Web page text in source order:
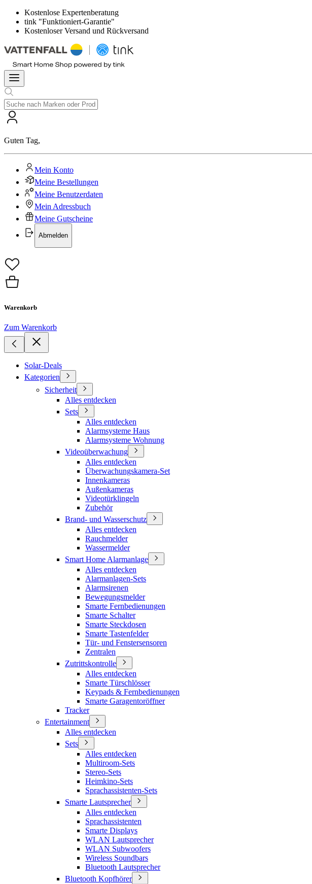
Kostenlose Expertenberatung
tink "Funktioniert-Garantie"
Kostenloser Versand und Rückversand
Guten Tag,
Mein Konto
Meine Bestellungen
Meine Benutzerdaten
Mein Adressbuch
Meine Gutscheine
Abmelden
Warenkorb
Zum Warenkorb
Solar-Deals
Kategorien
Sicherheit
Alles entdecken
Sets
Alles entdecken
Alarmsysteme Haus
Alarmsysteme Wohnung
Videoüberwachung
Alles entdecken
Überwachungskamera-Set
Innenkameras
Außenkameras
Videotürklingeln
Zubehör
Brand- und Wasserschutz
Alles entdecken
Rauchmelder
Wassermelder
Smart Home Alarmanlage
Alles entdecken
Alarmanlagen-Sets
Alarmsirenen
Bewegungsmelder
Smarte Fernbedienungen
Smarte Schalter
Smarte Steckdosen
Smarte Tastenfelder
Tür- und Fenstersensoren
Zentralen
Zutrittskontrolle
Alles entdecken
Smarte Türschlösser
Keypads & Fernbedienungen
Smarte Garagentoröffner
Tracker
Entertainment
Alles entdecken
Sets
Alles entdecken
Multiroom-Sets
Stereo-Sets
Heimkino-Sets
Sprachassistenten-Sets
Smarte Lautsprecher
Alles entdecken
Sprachassistenten
Smarte Displays
WLAN Lautsprecher
WLAN Subwoofers
Wireless Soundbars
Bluetooth Lautsprecher
Bluetooth Kopfhörer